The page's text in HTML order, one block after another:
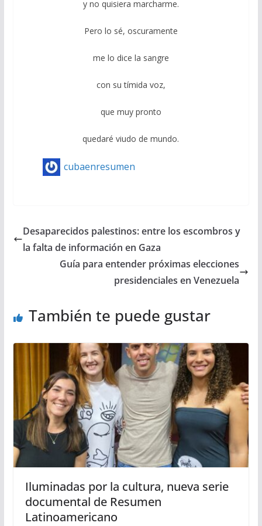
y no quisiera marcharme.
Pero lo sé, oscuramente
me lo dice la sangre
con su tímida voz,
que muy pronto
quedaré viudo de mundo.
cubaenresumen
Desaparecidos palestinos: entre los escombros y
la falta de información en Gaza
Guía para entender próximas elecciones
presidenciales en Venezuela
También te puede gustar
Iluminadas por la cultura, nueva serie
documental de Resumen
Latinoamericano